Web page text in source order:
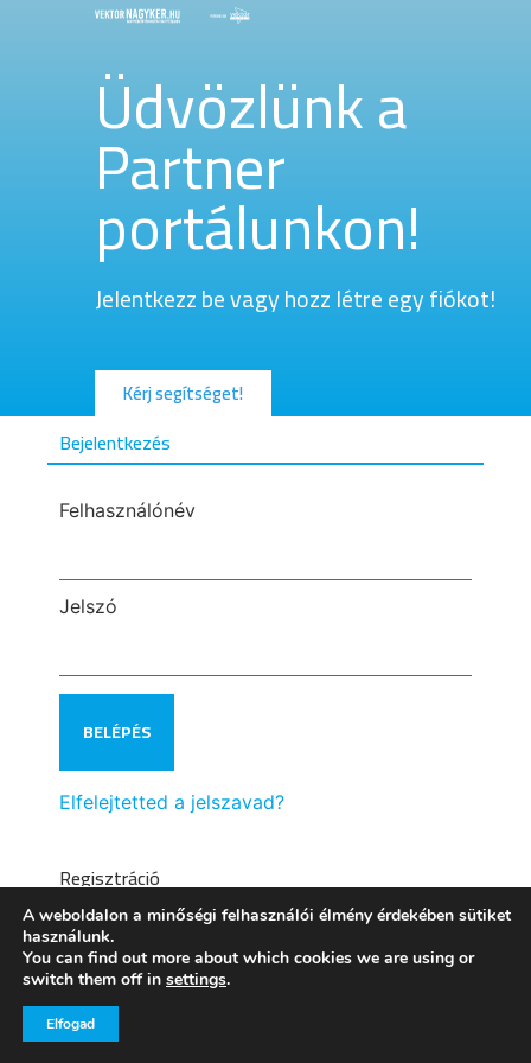
Üdvözlünk a
Partner
portálunkon!
Jelentkezz be vagy hozz létre egy fiókot!
Kérj segítséget!
Bejelentkezés
Felhasználónév
Jelszó
Elfelejtetted a jelszavad?
Regisztráció
A weboldalon a minőségi felhasználói élmény érdekében sütiket
használunk.
You can find out more about which cookies we are using or
switch them off in settings.
Elfogad